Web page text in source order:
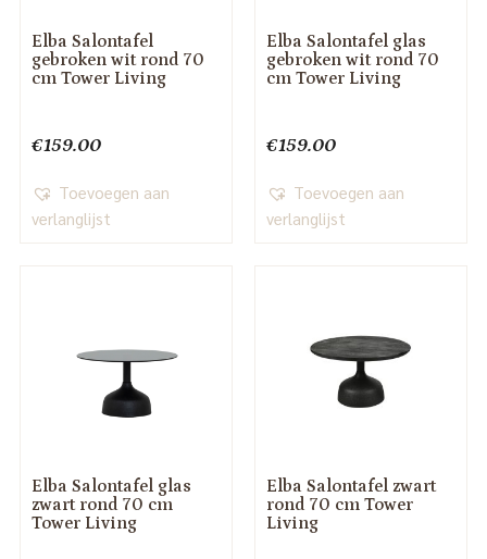
Elba Salontafel
gebroken wit rond 70
cm Tower Living
€159.00
Toevoegen aan
verlanglijst
Elba Salontafel glas
gebroken wit rond 70
cm Tower Living
€159.00
Toevoegen aan
verlanglijst
Elba Salontafel glas
zwart rond 70 cm
Tower Living
Elba Salontafel zwart
rond 70 cm Tower
Living